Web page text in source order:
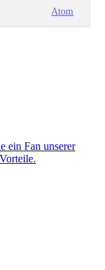
Atom
ein Fan unserer